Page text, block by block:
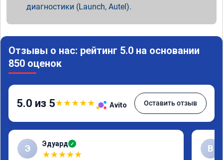
диагностики (Launch, Autel).
Отзывы о нас: рейтинг 5.0 на основании
850 оценок
5.0 из 5★★★★★ Avito Оставить отзыв
Э Эдуард ✓
★★★★★
В